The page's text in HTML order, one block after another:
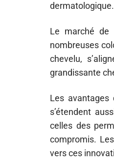
dermatologique.
Le marché de
nombreuses
chevelu,
grandissante
Les
s’étendent
celles des
compromis.
vers ces